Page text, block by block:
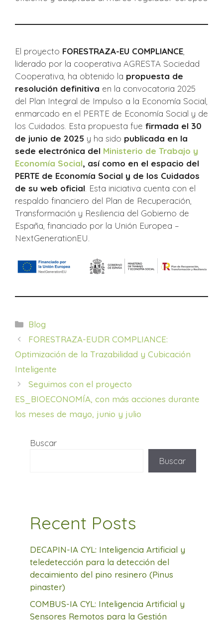
El proyecto FORESTRAZA-EU COMPLIANCE
liderado por la cooperativa AGRESTA Sociedad
Cooperativa, ha obtenido la propuesta de
resolución definitiva en la convocatoria 2025
del Plan Integral de Impulso a la Economía Social,
enmarcado en el PERTE de Economía Social y de
los Cuidados. Esta propuesta fue firmada el 30
de junio de 2025 y ha sido publicada en la
sede electrónica del Ministerio de Trabajo y
Economía Social, así como en el espacio del
PERTE de Economía Social y de los Cuidados
de su web oficial . Esta iniciativa cuenta con el
respaldo financiero del Plan de Recuperación,
Transformación y Resiliencia del Gobierno de
España, financiado por la Unión Europea –
NextGenerationEU.
Categorías
Blog
FORESTRAZA-EUDR COMPLIANCE:
Optimización de la Trazabilidad y Cubicación
Inteligente
Seguimos con el proyecto
ES_BIOECONOMÍA, con más acciones durante
los meses de mayo, junio y julio
Buscar
Buscar
Recent Posts
DECAPIN-IA CYL: Inteligencia Artificial y
teledetección para la detección del
decaimiento del pino resinero (Pinus
pinaster)
COMBUS-IA CYL: Inteligencia Artificial y
Sensores Remotos para la Gestión